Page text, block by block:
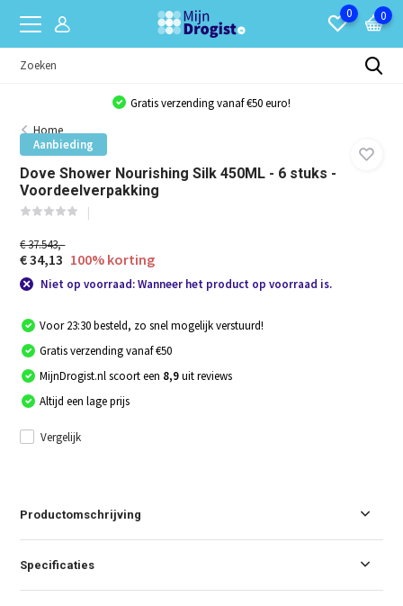
0 0
Gratis verzending vanaf €50 euro!
Home
Aanbieding
Dove Shower Nourishing Silk 450ML - 6 stuks -
Voordeelverpakking
€ 37.543,-
€ 34,13 100% korting
Niet op voorraad: Wanneer het product op voorraad is.
Voor 23:30 besteld, zo snel mogelijk verstuurd!
Gratis verzending vanaf €50
MijnDrogist.nl scoort een 8,9uit reviews
Altijd een lage prijs
Vergelijk
Productomschrijving
Specificaties